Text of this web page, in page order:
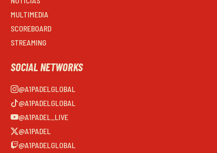
MULTIMEDIA
SCOREBOARD
STREAMING
SOCIAL NETWORKS
@A1PADELGLOBAL
@A1PADELGLOBAL
@A1PADEL_LIVE
@A1PADEL
@A1PADELGLOBAL